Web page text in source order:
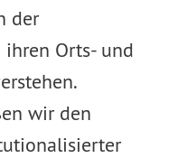
der
Orts- und
wir den